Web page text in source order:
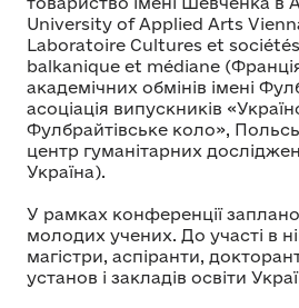
University of Applied Arts
Laboratoire Cultures et
balkanique et médiane
академічних обмінів імені
асоціація випускників
Фулбрайтівське коло»,
центр гуманітарних
Україна).
У рамках конференції
молодих учених. До участі в
магістри, аспіранти,
установ і закладів освіти